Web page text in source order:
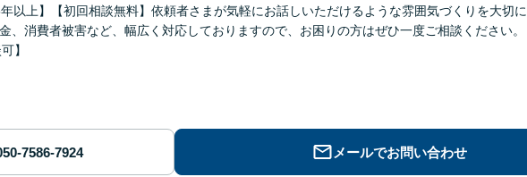
年以上】【初回相談無料】依頼者さまが気軽にお話しいただけるような雰囲気づくりを大切に
、消費者被害など、幅広く対応しておりますので、お困りの方はぜひ一度ご相談ください
】
メールでお問い合わせ